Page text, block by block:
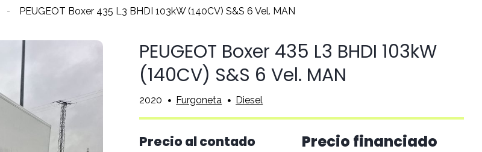
PEUGEOT Boxer 435 L3 BHDI 103kW (140CV) S&S 6 Vel. MAN
PEUGEOT Boxer 435 L3 BHDI 103kW
(140CV) S&S 6 Vel. MAN
2020 Furgoneta Diesel
Precio al contado Precio financiado